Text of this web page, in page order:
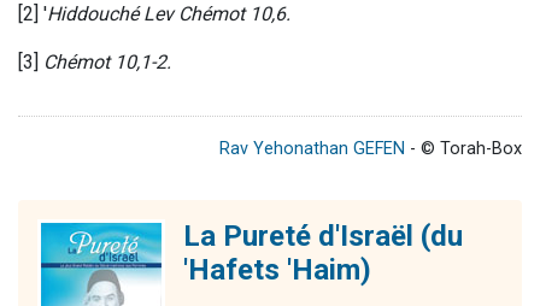
[2] 'HiddouchéLev Chémot 10,6.
[3] Chémot 10,1-2.
Rav Yehonathan GEFEN - © Torah-Box
La Pureté d'Israël (du
'Hafets 'Haim)